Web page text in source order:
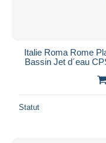
Italie Roma Rome
Bassin Jet d´eau
Statut